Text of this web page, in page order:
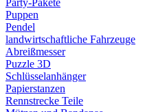
Party-Pakete
Puppen
Pendel
landwirtschaftliche Fahrzeuge
Abreißmesser
Puzzle 3D
Schlüsselanhänger
Papierstanzen
Rennstrecke Teile